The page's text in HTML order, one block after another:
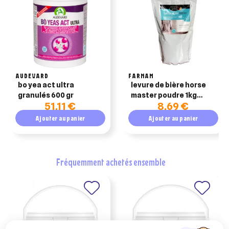
AUDEVARD
bo yea act ultra
granulés 600 gr
51,11 €
Ajouter au panier
FARNAM
levure de bière horse
master poudre 1kg
soutien de l’organisme,
digestion chez le
cheval
8,69 €
Ajouter au panier
fréquemment achetés ensemble